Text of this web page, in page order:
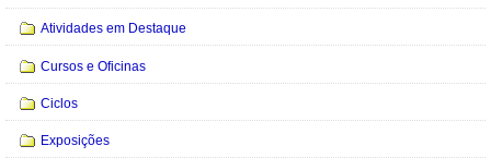
Atividades em Destaque
Cursos e Oficinas
Ciclos
Exposições